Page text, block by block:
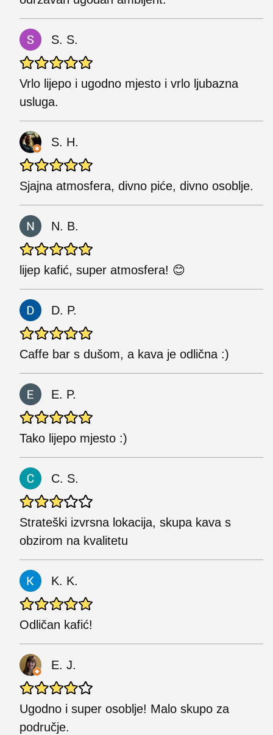
S. S.
Vrlo lijepo i ugodno mjesto i vrlo ljubazna
usluga.
S. H.
Sjajna atmosfera, divno piće, divno osoblje.
N. B.
lijep kafić, super atmosfera! 😊
D. P.
Caffe bar s dušom, a kava je odlična :)
E. P.
Tako lijepo mjesto :)
C. S.
Strateški izvrsna lokacija, skupa kava s
obzirom na kvalitetu
K. K.
Odličan kafić!
E. J.
Ugodno i super osoblje! Malo skupo za
područje.